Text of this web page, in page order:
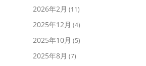
2026年2月 (11)
2025年12月 (4)
2025年10月 (5)
2025年8月 (7)